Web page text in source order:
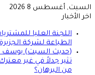
السبت, أغسطس 8 2026
اخر الأخبار
اللجنة العليا
الطباعة لشركة
(حديث السبت) يوسف
تثير جدلاً في غير
من البرهان؟